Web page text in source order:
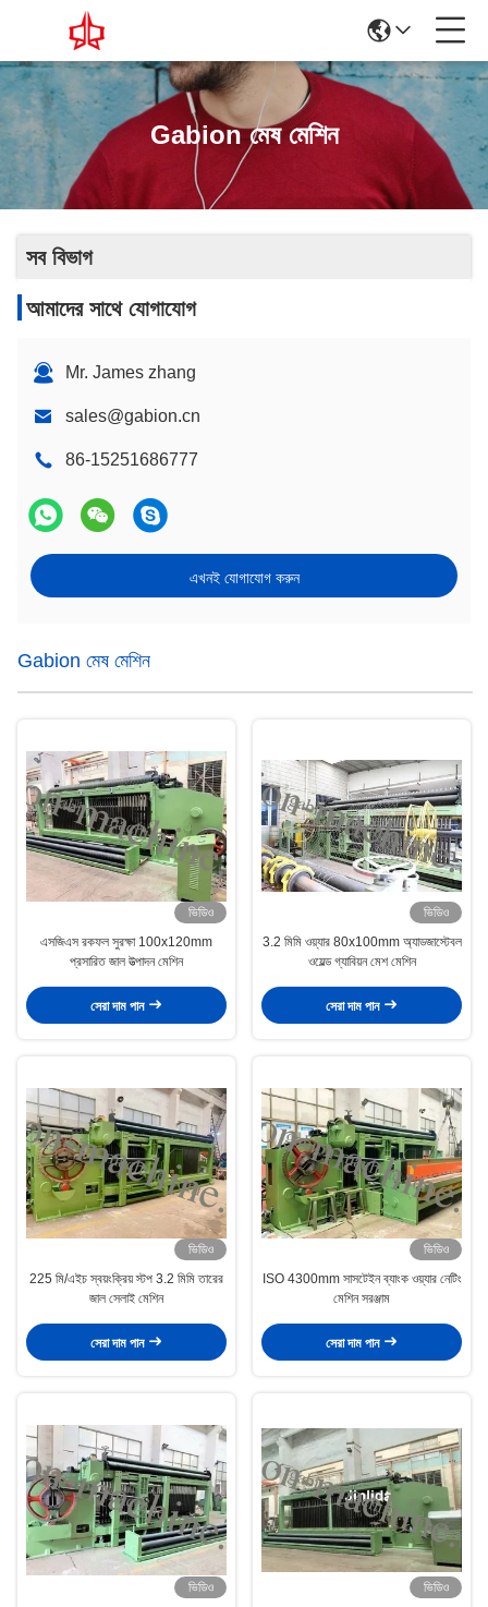
Gabion মেষ মেশিন
সব বিভাগ
আমাদের সাথে যোগাযোগ
Mr. James zhang
sales@gabion.cn
86-15251686777
এখনই যোগাযোগ করুন
Gabion মেষ মেশিন
ভিডিও
এসজিএস রকফল সুরক্ষা 100x120mm
প্রসারিত জাল উত্পাদন মেশিন
সেরা দাম পান
ভিডিও
3.2 মিমি ওয়্যার 80x100mm অ্যাডজাস্টেবল
ওয়েল্ড গ্যাবিয়ন মেশ মেশিন
সেরা দাম পান
ভিডিও
225 মি/এইচ স্বয়ংক্রিয় স্টপ 3.2 মিমি তারের
জাল সেলাই মেশিন
সেরা দাম পান
ভিডিও
ISO 4300mm সাসটেইন ব্যাংক ওয়্যার নেটিং
মেশিন সরঞ্জাম
সেরা দাম পান
ভিডিও
ভিডিও